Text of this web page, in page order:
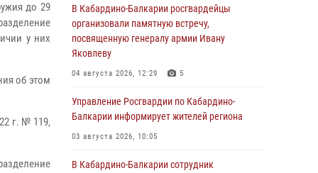
до 29
у них
об этом
г. № 119,
В Кабардино-Балкарии росгвардейцы
организовали памятную встречу,
посвященную генералу армии Ивану
Яковлеву
04 августа 2026, 12:29 5
Управление Росгвардии по Кабардино-
Балкарии информирует жителей региона
03 августа 2026, 10:05
В Кабардино‑Балкарии сотрудник